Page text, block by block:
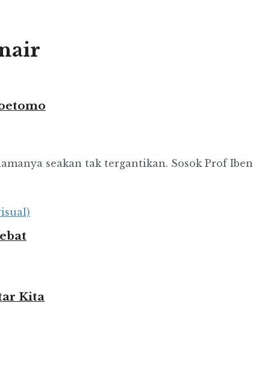
seakan tak tergantikan. Sosok Prof
Kita